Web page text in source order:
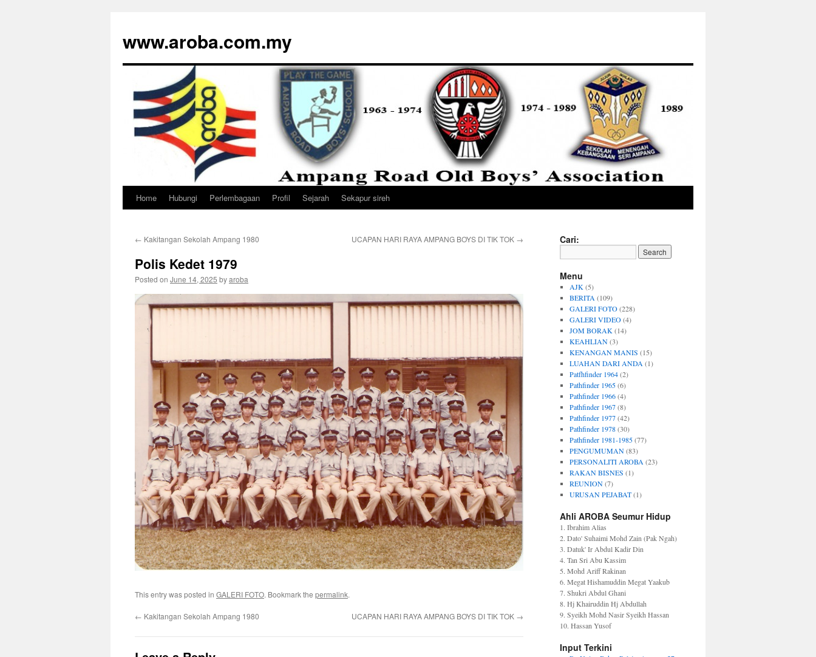
www.aroba.com.my
Skip
content
Home Hubungi Perlembagaan Profil Sejarah Sekapur sireh
← Kakitangan Sekolah Ampang 1980 UCAPAN HARI RAYA AMPANG BOYS DI TIK TOK →
Polis Kedet 1979
Posted on June 14, 2025 byaroba
This entry was posted in GALERI FOTO. Bookmark the permalink.
← Kakitangan Sekolah Ampang 1980 UCAPAN HARI RAYA AMPANG BOYS DI TIK TOK →
Cari:
Menu
AJK (5)
BERITA (109)
GALERI FOTO(228)
GALERI VIDEO(4)
JOM BORAK (14)
KEAHLIAN(3)
KENANGAN MANIS (15)
LUAHAN DARI ANDA (1)
Patfhfinder 1964(2)
Pathfinder 1965(6)
Pathfinder 1966(4)
Pathfinder 1967(8)
Pathfinder 1977(42)
Pathfinder 1978(30)
Pathfinder 1981-1985(77)
PENGUMUMAN(83)
PERSONALITI AROBA (23)
RAKAN BISNES (1)
REUNION(7)
URUSAN PEJABAT(1)
Ahli AROBA Seumur Hidup
1. Ibrahim Alias
2. Dato' Suhaimi Mohd Zain (Pak Ngah)
3. Datuk' Ir Abdul Kadir Din
4. Tan Sri Abu Kassim
5. Mohd Ariff Rakinan
6. Megat Hishamuddin Megat Yaakub
7. Shukri Abdul Ghani
8. Hj Khairuddin Hj Abdullah
9. Syeikh Mohd Nasir Syeikh Hassan
10. Hassan Yusof
Input Terkini